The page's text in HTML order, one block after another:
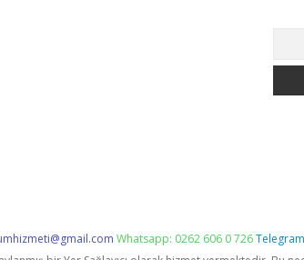
Whatsapp: 0262 606 0 726